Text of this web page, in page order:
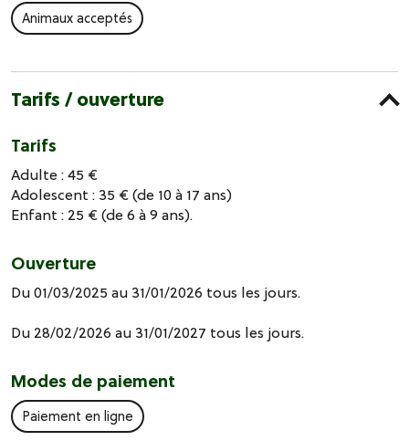
Animaux acceptés
Tarifs / ouverture
Tarifs
Adulte : 45 €
Adolescent : 35 € (de 10 à 17 ans)
Enfant : 25 € (de 6 à 9 ans).
Ouverture
Du 01/03/2025 au 31/01/2026 tous les jours.
Du 28/02/2026 au 31/01/2027 tous les jours.
Modes de paiement
Paiement en ligne